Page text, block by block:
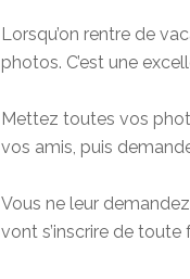
Lorsqu’on rentre de
photos. C’est une
Mettez toutes vos
vos amis, puis
Vous ne leur
vont s’inscrire de toute